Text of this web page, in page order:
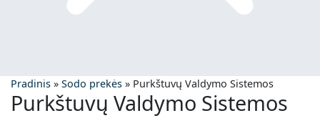
Pradinis » Sodo prekės » Purkštuvų Valdymo Sistemos
Purkštuvų Valdymo Sistemos